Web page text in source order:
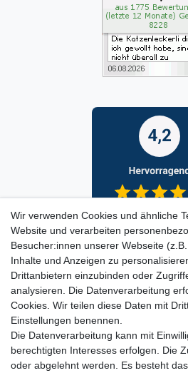
Wir verwenden Cookies und ähnliche
Website und verarbeiten
Besucher:innen unserer Webseite
Inhalte und Anzeigen zu
Drittanbietern einzubinden oder
analysieren. Die Datenverarbeitung
Cookies. Wir teilen diese Daten mit
Einstellungen benennen.
Die Datenverarbeitung kann mit
berechtigten Interesses erfolgen. Die
oder abgelehnt werden. Es besteht